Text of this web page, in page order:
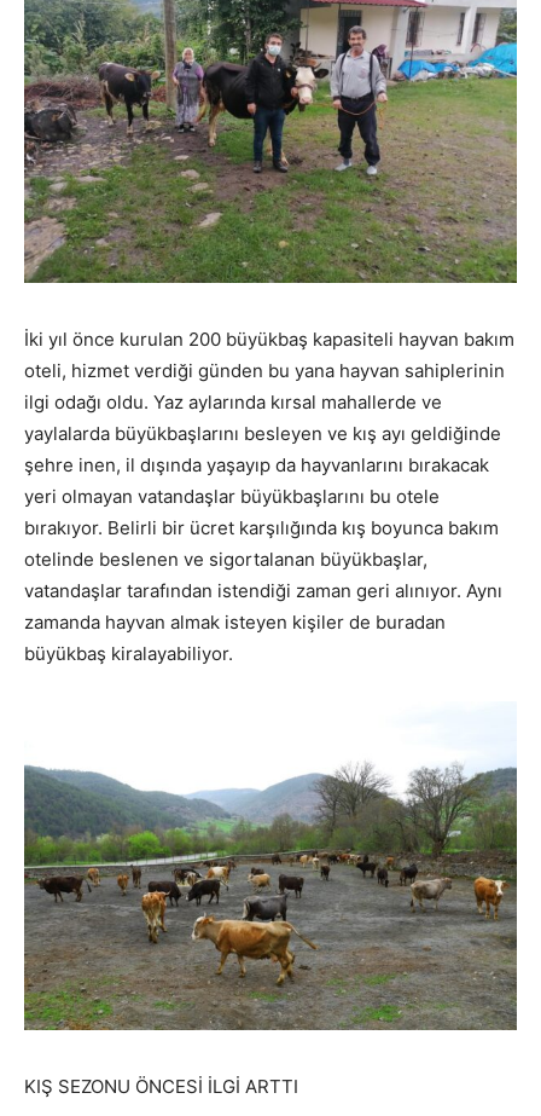
İki yıl önce kurulan 200 büyükbaş kapasiteli hayvan bakım
oteli, hizmet verdiği günden bu yana hayvan sahiplerinin
ilgi odağı oldu. Yaz aylarında kırsal mahallerde ve
yaylalarda büyükbaşlarını besleyen ve kış ayı geldiğinde
şehre inen, il dışında yaşayıp da hayvanlarını bırakacak
yeri olmayan vatandaşlar büyükbaşlarını bu otele
bırakıyor. Belirli bir ücret karşılığında kış boyunca bakım
otelinde beslenen ve sigortalanan büyükbaşlar,
vatandaşlar tarafından istendiği zaman geri alınıyor. Aynı
zamanda hayvan almak isteyen kişiler de buradan
büyükbaş kiralayabiliyor.
KIŞ SEZONU ÖNCESİ İLGİ ARTTI